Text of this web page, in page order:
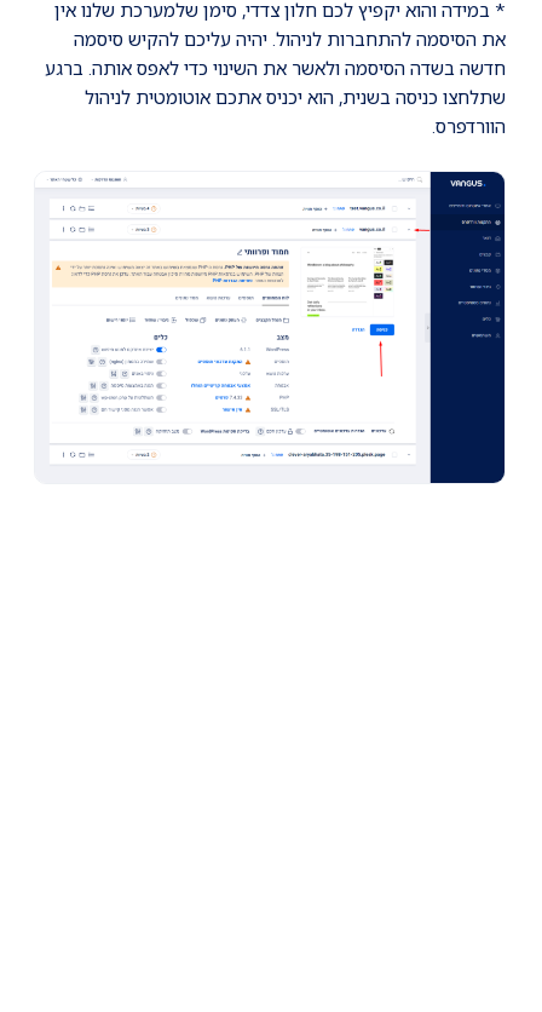
* במידה והוא יקפיץ לכם חלון צדדי, סימן שלמערכת שלנו אין
את הסיסמה להתחברות לניהול. יהיה עליכם להקיש סיסמה
חדשה בשדה הסיסמה ולאשר את השינוי כדי לאפס אותה. ברגע
שתלחצו כניסה בשנית, הוא יכניס אתכם אוטומטית לניהול
הוורדפרס.